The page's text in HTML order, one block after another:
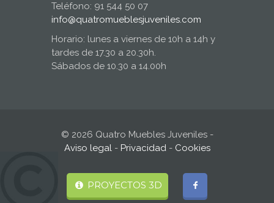
Teléfono: 91 544 50 07
info@quatromueblesjuveniles.com
Horario: lunes a viernes de 10h a 14h y
tardes de 17.30 a 20.30h.
Sábados de 10.30 a 14.00h
© 2026 Quatro Muebles Juveniles -
Aviso legal- Privacidad- Cookies
PROYECTOS 3D